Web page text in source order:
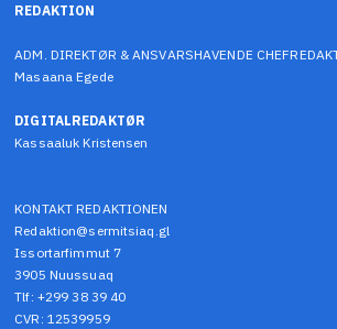
REDAKTION
ADM. DIREKTØR & ANSVARSHAVENDE
Masaana Egede
DIGITALREDAKTØR
Kassaaluk Kristensen
KONTAKT REDAKTIONEN
Redaktion@sermitsiaq.gl
Issortarfimmut 7
3905 Nuussuaq
Tlf: +299 38 39 40
CVR: 12539959